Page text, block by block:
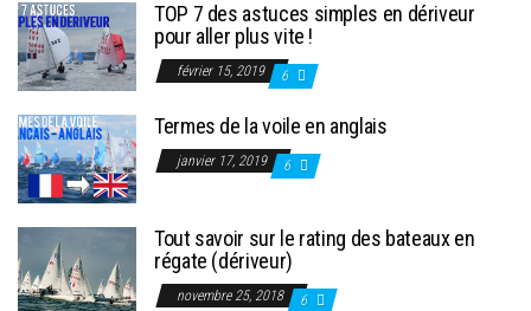
TOP 7 des astuces simples en dériveur
pour aller plus vite !
février 15, 2019 6
Termes de la voile en anglais
janvier 17, 2019 6
Tout savoir sur le rating des bateaux en
régate (dériveur)
novembre 25, 2018 6